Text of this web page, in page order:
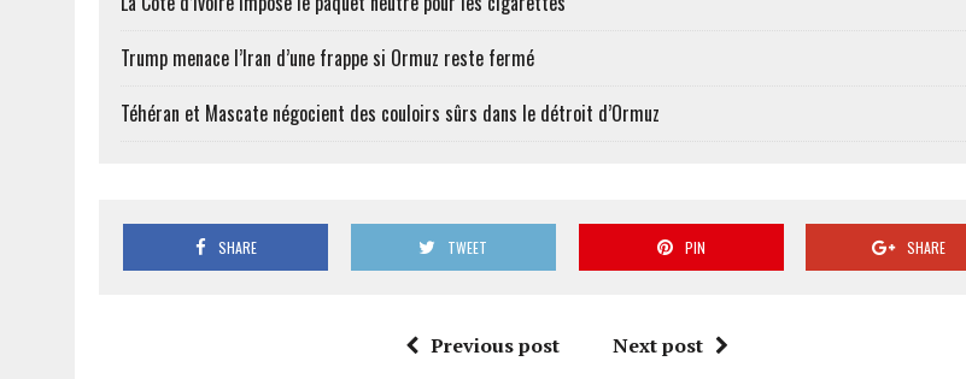
Trump menace l’Iran d’une frappe si Ormuz reste fermé
Téhéran et Mascate négocient des couloirs sûrs dans le détroit d’Ormuz
SHARE TWEET PIN SHARE
Previous post Next post